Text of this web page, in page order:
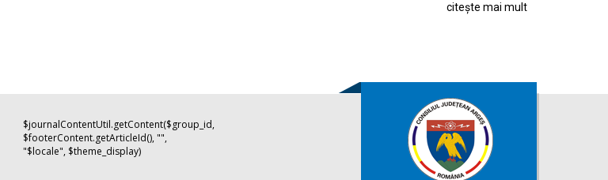
citește mai mult
$journalContentUtil.getContent($group_id,
$footerContent.getArticleId(), "",
"$locale", $theme_display)